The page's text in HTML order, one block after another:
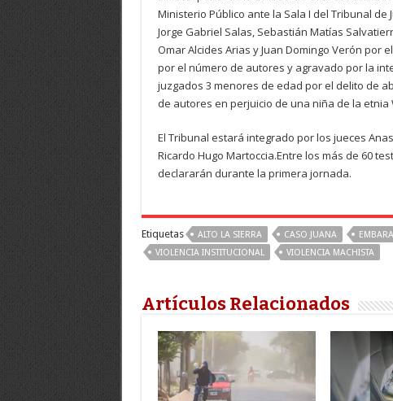
Ministerio Público ante la Sala I del Tribunal
Jorge Gabriel Salas, Sebastián Matías
Omar Alcides Arias y Juan Domingo Verón por
por el número de autores y agravado por la
juzgados 3 menores de edad por el delito de
de autores en perjuicio de una niña de la etnia
El Tribunal estará integrado por los jueces
Ricardo Hugo Martoccia.Entre los más de 60
declararán durante la primera jornada.
Etiquetas ALTO LA SIERRA CASO JUANA
VIOLENCIA INSTITUCIONAL
VIOLENCIA MACHISTA
Artículos Relacionados